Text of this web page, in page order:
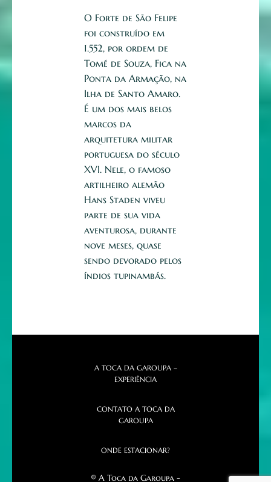
O Forte de São Felipe
foi construído em
1.552, por ordem de
Tomé de Souza, Fica na
Ponta da Armação, na
Ilha de Santo Amaro.
É um dos mais belos
marcos da
arquitetura militar
portuguesa do século
XVI. Nele, o famoso
artilheiro alemão
Hans Staden viveu
parte de sua vida
aventurosa, durante
nove meses, quase
sendo devorado pelos
índios tupinambás.
A TOCA DA GAROUPA –
EXPERIÊNCIA
CONTATO A TOCA DA
GAROUPA
ONDE ESTACIONAR?
® A Toca da Garoupa -